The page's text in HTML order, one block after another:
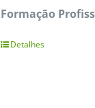
Formação
Detalhes